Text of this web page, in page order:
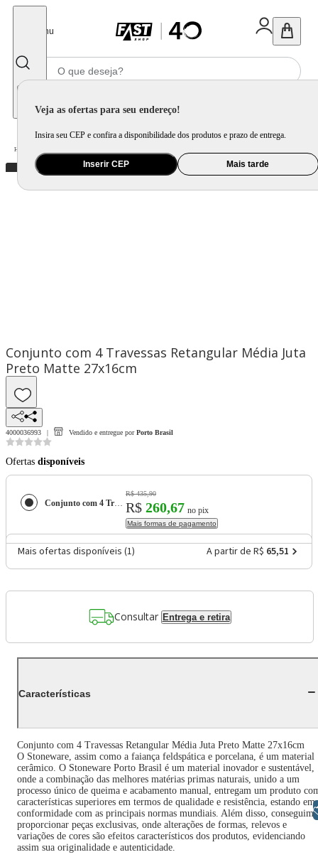
Menu
Veja as ofertas para seu endereço!
Insira seu CEP e confira a disponibilidade dos produtos e prazo de entrega.
Inserir CEP Mais tarde
Home
Conjunto com 4 Travessas Retangular Média Juta
Preto Matte 27x16cm
4000036993 Vendido e entregue por Porto Brasil
Ofertas disponíveis
Conjunto com 4 Travessas Retangular Média Juta Preto Matte 27x16cm
R$ 435,90
R$ 260,67 no pix
Mais formas de pagamento
Mais ofertas disponíveis (1) A partir de R$ 65,51
Consultar Entrega e retira
Características
Conjunto com 4 Travessas Retangular Média Juta Preto Matte 27x16cm
O Stoneware, assim como a faiança feldspática e porcelana, é um material
cerâmico. O Stoneware Porto Brasil é um material inovador e sustentável,
onde a combinação das melhores matérias primas naturais, unido a um
processo único de queima e acabamento manual, entregam um produto
características superiores em termos de qualidade e resistência, estando em
conformidade com as principais normas mundiais. Além disso,
proporcionar peças exclusivas, onde alterações de formas, relevos e
variações de cores são efeitos característicos dos produtos, evidenciando
assim sua originalidade e autenticidade.
Libras